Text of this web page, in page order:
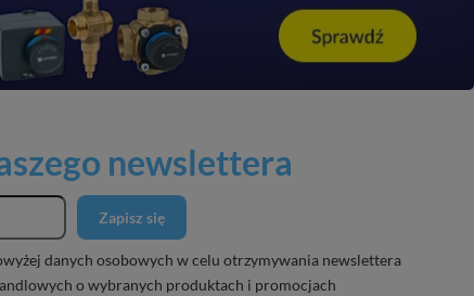
newslettera
Zapisz się
danych osobowych w celu otrzymywania newslettera
o wybranych produktach i promocjach